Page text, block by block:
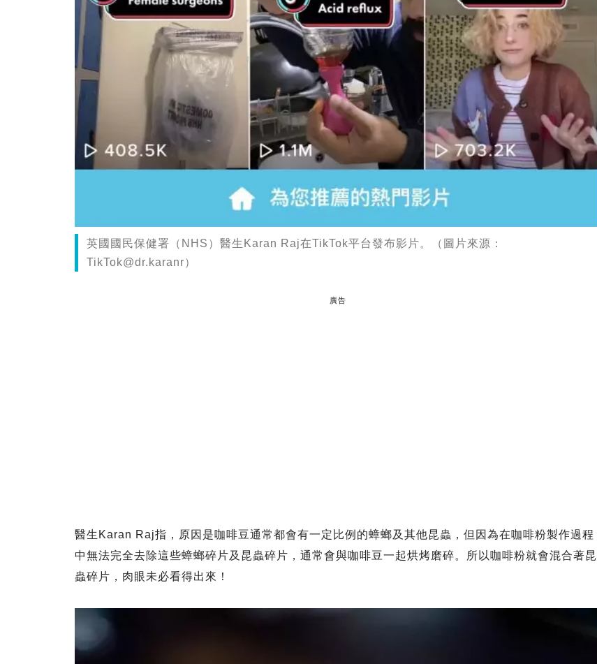
英國國民保健署（NHS）醫生Karan Raj在TikTok平台發布影片。（圖片來源：
TikTok@dr.karanr）
廣告
醫生Karan Raj指，原因是咖啡豆通常都會有一定比例的蟑螂及其他昆蟲，但因為在咖啡粉製作過程
中無法完全去除這些蟑螂碎片及昆蟲碎片，通常會與咖啡豆一起烘烤磨碎。所以咖啡粉就會混合著昆
蟲碎片，肉眼未必看得出來！